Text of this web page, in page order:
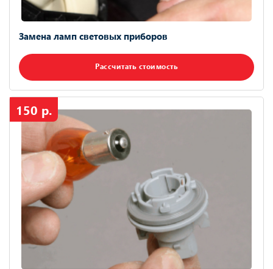
Замена ламп световых приборов
Рассчитать стоимость
150 р.